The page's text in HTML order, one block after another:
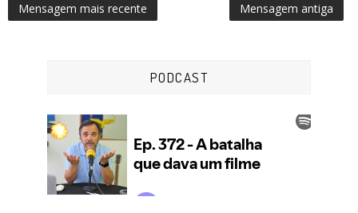
Mensagem mais recente Mensagem antiga
PODCAST